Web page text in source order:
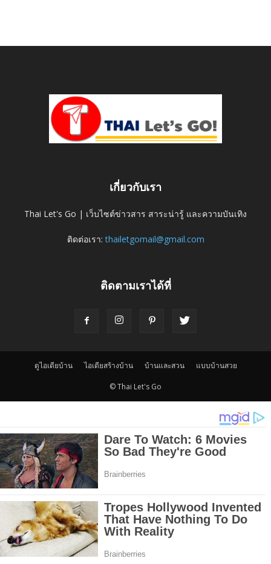
เกี่ยวกับเรา
Thai Let's Go | เว็บไซต์ข่าวสาร สาระน่ารู้ และความบันเทิง
ติดต่อเรา:thailetgomail@gmail.com
ติดตามเราได้ที่
ดูไอเดียบ้าน ไอเดียสร้างบ้าน บ้านและสวน แบบบ้านสวย
© Thai Let's Go